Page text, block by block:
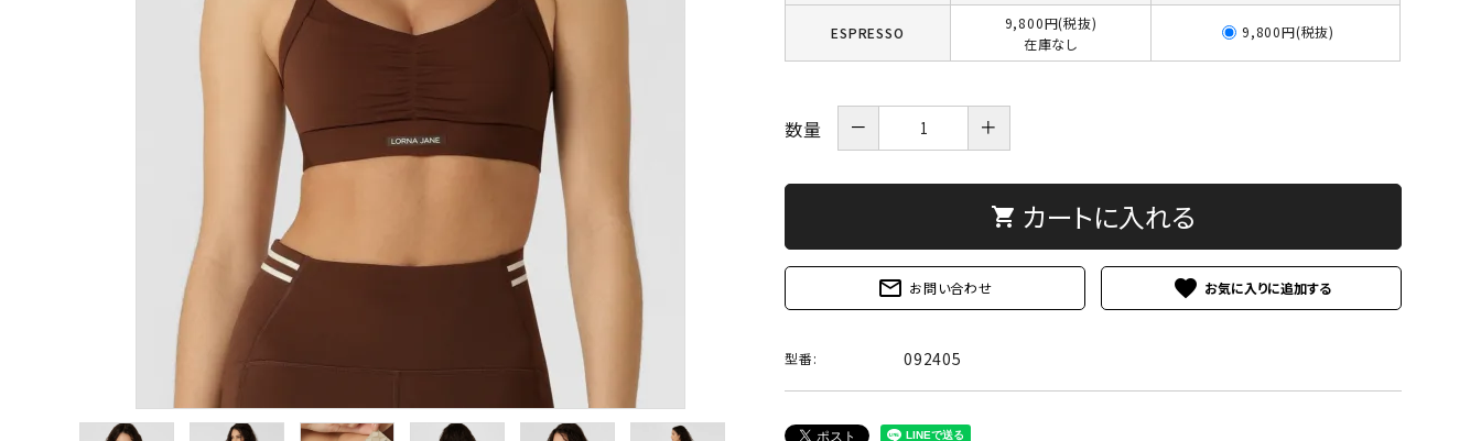
ESPRESSO
9,800円(税抜)
在庫なし
9,800円(税抜)
数量 － ＋
shopping_cart カートに入れる
mail_outline お問い合わせ favorite
型番: 092405